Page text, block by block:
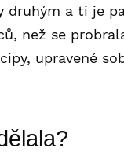
druhým a ti je
než se
upravené